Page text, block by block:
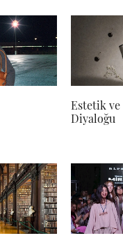
Estetik ve
Diyaloğu